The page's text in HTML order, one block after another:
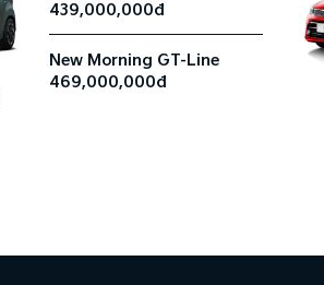
439,000,000đ
New Morning GT-Line
469,000,000đ